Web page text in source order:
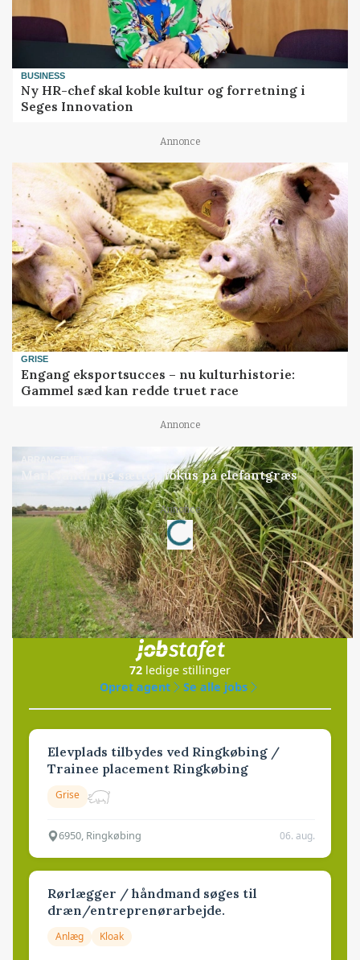
BUSINESS
Ny HR-chef skal koble kultur og forretning i
Seges Innovation
Annonce
GRISE
Engang eksportsucces – nu kulturhistorie:
Gammel sæd kan redde truet race
Annonce
ARRANGEMENT
Markvandring sætter fokus på elefantgræs
Annonce
Loading...
Jobs
i samarbejde med
72 ledige stillinger
Opret agent
Se alle jobs
Elevplads tilbydes ved Ringkøbing /
Trainee placement Ringkøbing
Grise
6950, Ringkøbing 06. aug.
Rørlægger / håndmand søges til
dræn/entreprenørarbejde.
Anlæg Kloak